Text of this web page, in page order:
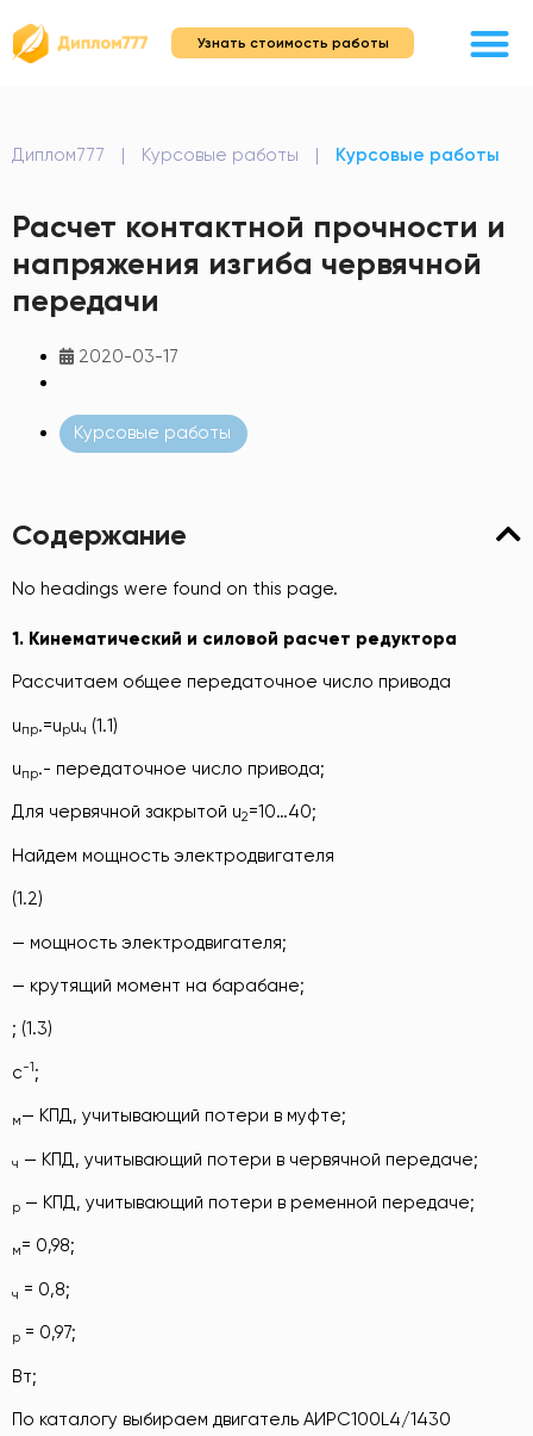
Узнать стоимость работы
Диплом777 | Курсовые работы | Курсовые работы
Расчет контактной прочности и
напряжения изгиба червячной
передачи
2020-03-17
Курсовые работы
Содержание
No headings were found on this page.
1. Кинематический и силовой расчет редуктора
Рассчитаем общее передаточное число привода
uпр.=uрuч (1.1)
uпр.- передаточное число привода;
Для червячной закрытой u2=10…40;
Найдем мощность электродвигателя
(1.2)
— мощность электродвигателя;
— крутящий момент на барабане;
; (1.3)
с-1;
м— КПД, учитывающий потери в муфте;
ч — КПД, учитывающий потери в червячной передаче;
р — КПД, учитывающий потери в ременной передаче;
м= 0,98;
ч = 0,8;
р = 0,97;
Вт;
По каталогу выбираем двигатель АИРС100L4/1430